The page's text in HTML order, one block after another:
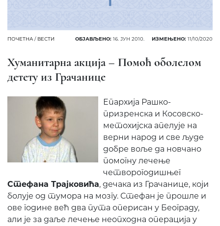
ПОЧЕТНА / ВЕСТИ ОБЈАВЉЕНО: 16. ЈУН 2010. ИЗМЕЊЕНО: 11/10/2020
Хуманитарна акција – Помоћ оболелом
детету из Грачанице
Епархија Рашко-
призренска и Косовско-
метохијска апелује на
верни народ и све људе
добре воље да новчано
помогну лечење
четворогодишњег
Стефана Трајковића, дечака из Грачанице, који
болује од тумора на мозгу. Стефан је прошле и
ове године већ два пута оперисан у Београду,
али је за даље лечење неопходна операција у